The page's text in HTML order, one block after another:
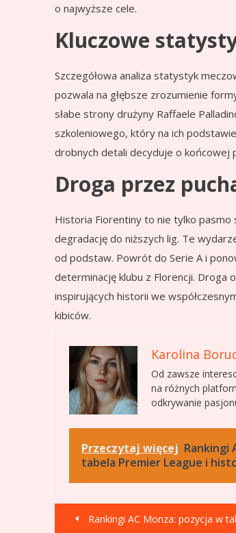
o najwyższe cele.
Kluczowe
Szczegółowa analiza statystyk
pozwala na głębsze zrozumienie
słabe strony drużyny Raffaele
szkoleniowego, który na ich
drobnych detali decyduje o końcowej
Droga przez
Historia Fiorentiny to nie tylko pasmo
degradację do niższych lig. Te
od podstaw. Powrót do Serie A i
determinację klubu z Florencji. Droga
inspirujących historii we
kibiców.
Karolina
Od zawsze
na różnych
odkrywanie
Przeczytaj więcej Rankingi
tabela Premier League i
Nawigacja
Rankingi AC Monza: pozycja w tabeli Serie A,